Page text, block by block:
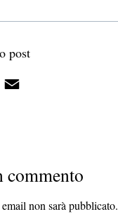
post
Copy
commento
non sarà pubblicato.